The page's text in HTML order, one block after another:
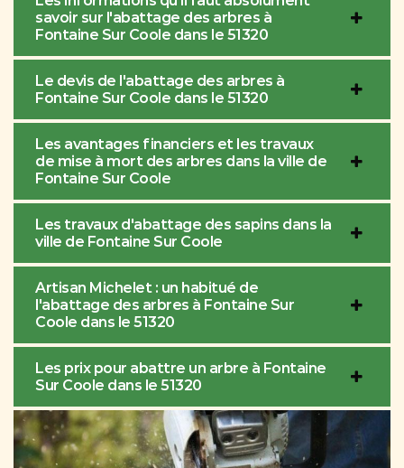
savoir sur l'abattage des arbres à
Fontaine Sur Coole dans le 51320
Le devis de l'abattage des arbres à
Fontaine Sur Coole dans le 51320
Les avantages financiers et les travaux
de mise à mort des arbres dans la ville de
Fontaine Sur Coole
Les travaux d'abattage des sapins dans la
ville de Fontaine Sur Coole
Artisan Michelet : un habitué de
l'abattage des arbres à Fontaine Sur
Coole dans le 51320
Les prix pour abattre un arbre à Fontaine
Sur Coole dans le 51320